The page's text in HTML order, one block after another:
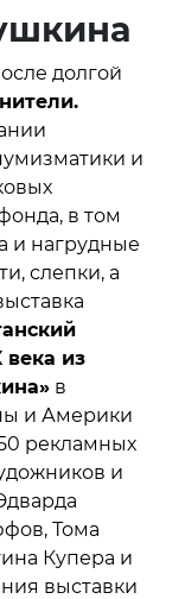
долгой
и
в том
и нагрудные
слепки, а
века из
в
и Америки
рекламных
и
Тома
Купера и
выставки